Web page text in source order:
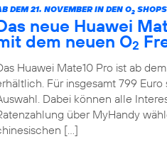
DEM 21. NOVEMBER IN DEN O2
neue Huawei
dem neuen O2
Huawei Mate10 Pro ist ab
Für insgesamt 799
Dabei können alle
über MyHandy
[…]